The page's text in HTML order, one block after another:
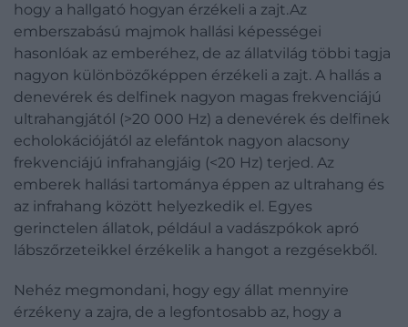
hogy a hallgató hogyan érzékeli a zajt.Az
emberszabású majmok hallási képességei
hasonlóak az emberéhez, de az állatvilág többi tagja
nagyon különbözőképpen érzékeli a zajt. A hallás a
denevérek és delfinek nagyon magas frekvenciájú
ultrahangjától (>20 000 Hz) a denevérek és delfinek
echolokációjától az elefántok nagyon alacsony
frekvenciájú infrahangjáig (<20 Hz) terjed. Az
emberek hallási tartománya éppen az ultrahang és
az infrahang között helyezkedik el. Egyes
gerinctelen állatok, például a vadászpókok apró
lábszőrzeteikkel érzékelik a hangot a rezgésekből.
Nehéz megmondani, hogy egy állat mennyire
érzékeny a zajra, de a legfontosabb az, hogy a